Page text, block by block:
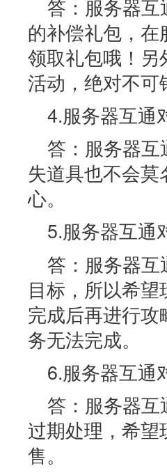
答：服务器
的补偿礼包，
领取礼包哦！
活动，绝对不可
4.服务器互通
答：服务器
失道具也不会
心。
5.服务器互通
答：服务器
目标，所以希
完成后再进行
务无法完成。
6.服务器互通
答：服务器
过期处理，希
售。